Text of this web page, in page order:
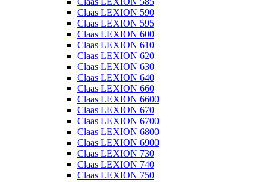
Claas LEXION 590
Claas LEXION 595
Claas LEXION 600
Claas LEXION 610
Claas LEXION 620
Claas LEXION 630
Claas LEXION 640
Claas LEXION 660
Claas LEXION 6600
Claas LEXION 670
Claas LEXION 6700
Claas LEXION 6800
Claas LEXION 6900
Claas LEXION 730
Claas LEXION 740
Claas LEXION 750